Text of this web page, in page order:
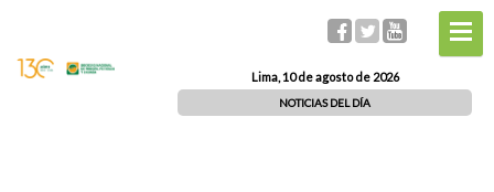
Lima, 10 de agosto de 2026
NOTICIAS DEL DÍA